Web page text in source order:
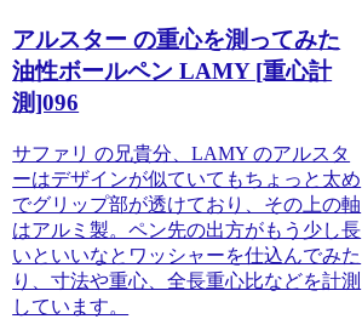
アルスター の重心を測ってみた
油性ボールペン LAMY [重心計
測]096
サファリ の兄貴分、LAMY のアルスタ
ーはデザインが似ていてもちょっと太め
でグリップ部が透けており、その上の軸
はアルミ製。ペン先の出方がもう少し長
いといいなとワッシャーを仕込んでみた
り、寸法や重心、全長重心比などを計測
しています。